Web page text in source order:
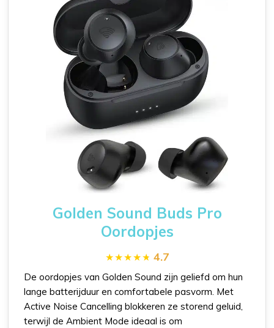
Golden Sound Buds Pro
Oordopjes
4.7
De oordopjes van Golden Sound zijn geliefd om hun
lange batterijduur en comfortabele pasvorm. Met
Active Noise Cancelling blokkeren ze storend geluid,
terwijl de Ambient Mode ideaal is om